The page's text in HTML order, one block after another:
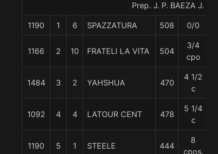
Prep. J. P. BAEZA J.
1190 1 6 SPAZZATURA 508 0/0
1166 2 10 FRATELI LA VITA 504
3/4
cpo
1484 3 2 YAHSHUA 470
4 1/2
c
1092 4 4 LATOUR CENT 478
5 1/4
c
1190 5 1 STEELE 444
8
cpos.